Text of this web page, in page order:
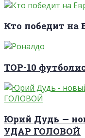
Кто победит на
TOP-10
Юрий Дудь —
УДАР ГОЛОВОЙ